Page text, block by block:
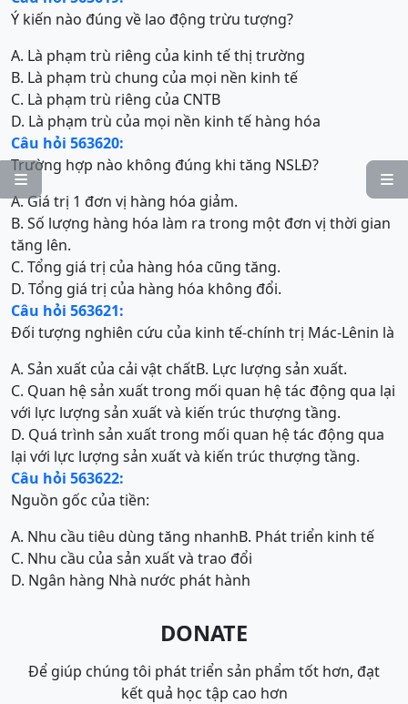


Ý kiến nào đúng về lao động trừu tượng?
A. Là phạm trù riêng của kinh tế thị trường
B. Là phạm trù chung của mọi nền kinh tế
C. Là phạm trù riêng của CNTB
D. Là phạm trù của mọi nền kinh tế hàng hóa
Câu hỏi 563620:
Trường hợp nào không đúng khi tăng NSLĐ?
A. Giá trị 1 đơn vị hàng hóa giảm.
B. Số lượng hàng hóa làm ra trong một đơn vị thời gian
tăng lên.
C. Tổng giá trị của hàng hóa cũng tăng.
D. Tổng giá trị của hàng hóa không đổi.
Câu hỏi 563621:
Đối tượng nghiên cứu của kinh tế-chính trị Mác-Lênin là
A. Sản xuất của cải vật chấtB. Lực lượng sản xuất.
C. Quan hệ sản xuất trong mối quan hệ tác động qua lại
với lực lượng sản xuất và kiến trúc thượng tầng.
D. Quá trình sản xuất trong mối quan hệ tác động qua
lại với lực lượng sản xuất và kiến trúc thượng tầng.
Câu hỏi 563622:
Nguồn gốc của tiền:
A. Nhu cầu tiêu dùng tăng nhanhB. Phát triển kinh tế
C. Nhu cầu của sản xuất và trao đổi
D. Ngân hàng Nhà nước phát hành
DONATE
Để giúp chúng tôi phát triển sản phẩm tốt hơn, đạt
kết quả học tập cao hơn